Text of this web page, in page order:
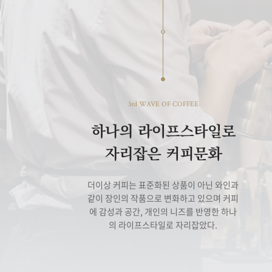
3rd WAVE OF COFFEE
하나의 라이프스타일로
자리잡은 커피문화
더이상 커피는 표준화된 상품이 아닌 와인과
같이 장인의 작품으로 변화하고 있으며 커피
에 감성과 공간, 개인의 니즈를 반영한 하나
의 라이프스타일로 자리잡았다.